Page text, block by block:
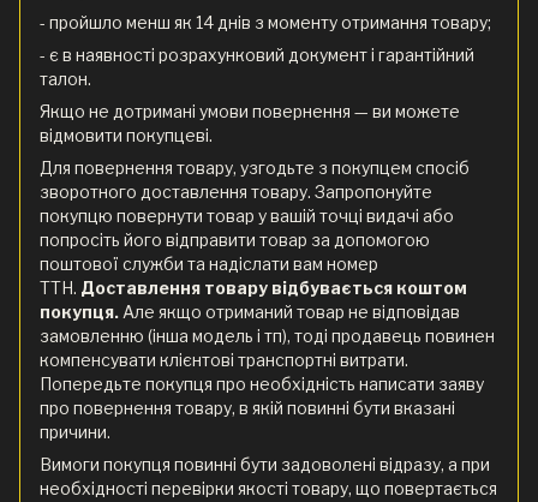
- пройшло менш як 14 днів з моменту отримання товару;
- є в наявності розрахунковий документ і гарантійний
талон.
Якщо не дотримані умови повернення — ви можете
відмовити покупцеві.
Для повернення товару, узгодьте з покупцем спосіб
зворотного доставлення товару. Запропонуйте
покупцю повернути товар у вашій точці видачі або
попросіть його відправити товар за допомогою
поштової служби та надіслати вам номер
ТТН. Доставлення товару відбувається коштом
покупця. Але якщо отриманий товар не відповідав
замовленню (інша модель і тп), тоді продавець повинен
компенсувати клієнтові транспортні витрати.
Попередьте покупця про необхідність написати заяву
про повернення товару, в якій повинні бути вказані
причини.
Вимоги покупця повинні бути задоволені відразу, а при
необхідності перевірки якості товару, що повертається